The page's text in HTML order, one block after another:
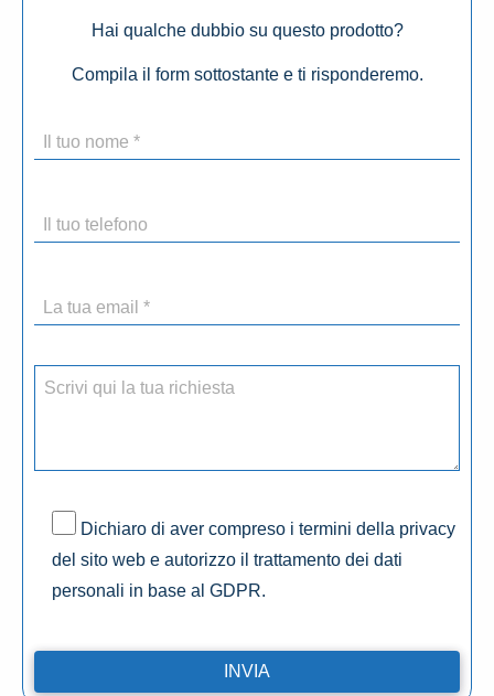
Hai qualche dubbio su questo prodotto?
Compila il form sottostante e ti risponderemo.
Dichiaro di aver compreso i termini della privacy
del sito web e autorizzo il trattamento dei dati
personali in base al GDPR.